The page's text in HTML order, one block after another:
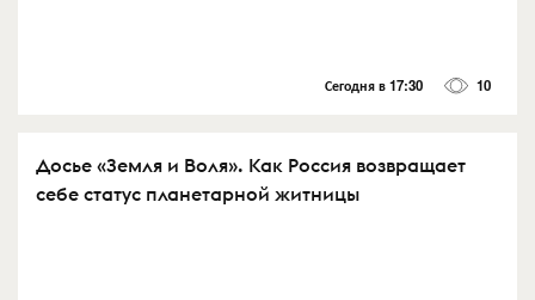
Сегодня в 17:30 10
Досье «Земля и Воля». Как Россия возвращает
себе статус планетарной житницы